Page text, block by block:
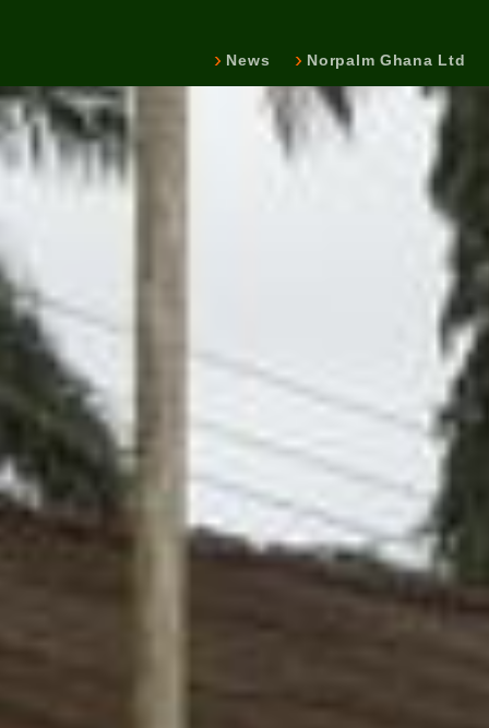
News Norpalm Ghana Ltd